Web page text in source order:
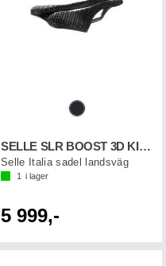
SELLE SLR BOOST 3D KIT CARBO SF
Selle Italia sadel landsväg
1 i lager
5 999,-